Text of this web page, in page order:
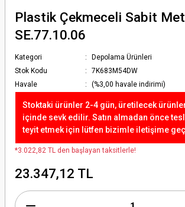
Plastik Çekmeceli Sabit
SE.77.10.06
Kategori
Depolama Ürünleri
Stok Kodu
7K683M54DW
Havale
(%3,00 havale indirimi)
Stoktaki ürünler 2-4 gün, üretilecek
içinde sevk edilir. Satın almadan önce
teyit etmek için lütfen bizimle iletişime
*3.022,82 TL den başlayan taksitlerle!
23.347,12 TL